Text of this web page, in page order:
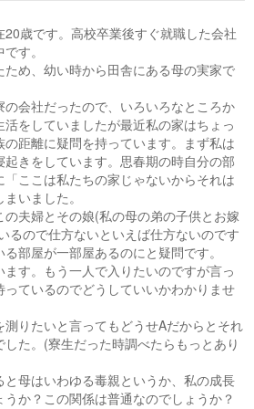
歳です。高校卒業後すぐ就職した会社
す。
め、幼い時から田舎にある母の実家で
会社だったので、いろいろなところか
をしていましたが最近私の家はちょっ
距離に疑問を持っています。まず私は
きをしています。思春期の時自分の部
ここは私たちの家じゃないからそれは
いました。
夫婦とその娘(私の母の弟の子供とお嫁
るので仕方ないといえば仕方ないのです
部屋が一部屋あるのにと疑問です。
す。もう一人で入りたいのですが言っ
ているのでどうしていいかわかりませ
りたいと言ってもどうせAだからとそれ
た。(寮生だった時調べたらもっとあり
母はいわゆる毒親というか、私の成長
か？この関係は普通なのでしょうか？